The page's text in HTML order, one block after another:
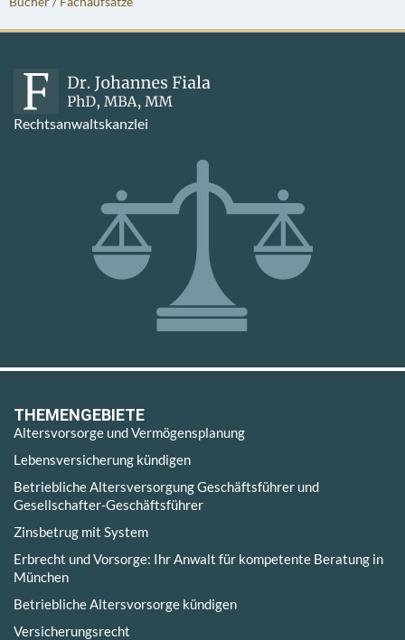
Rechtsanwaltskanzlei
THEMENGEBIETE
Altersvorsorge und Vermögensplanung
Lebensversicherung kündigen
Betriebliche Altersversorgung Geschäftsführer und
Gesellschafter-Geschäftsführer
Zinsbetrug mit System
Erbrecht und Vorsorge: Ihr Anwalt für kompetente Beratung in
München
Betriebliche Altersvorsorge kündigen
Versicherungsrecht